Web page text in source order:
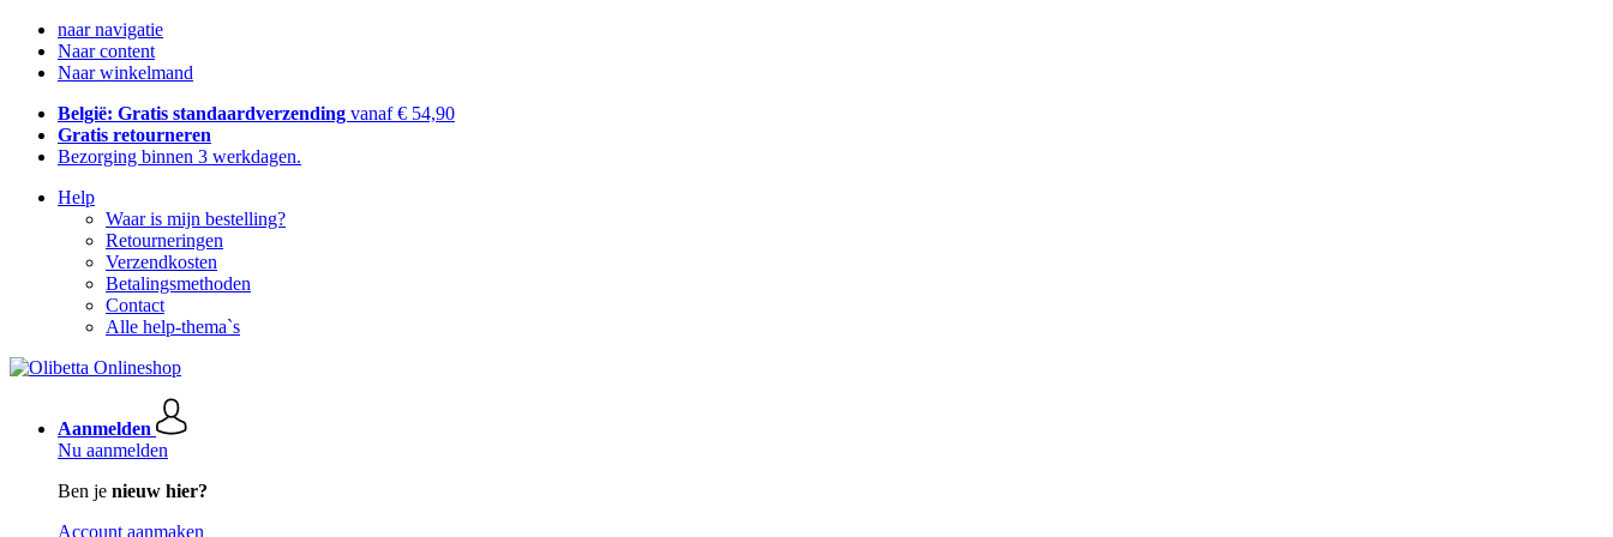
naar navigatie
Naar content
Naar winkelmand
België: Gratis standaardverzending vanaf € 54,90
Gratis retourneren
Bezorging binnen 3 werkdagen.
Help
Waar is mijn bestelling?
Retourneringen
Verzendkosten
Betalingsmethoden
Contact
Alle help-thema`s
Aanmelden
Nu aanmelden
Ben je nieuw hier?
Account aanmaken